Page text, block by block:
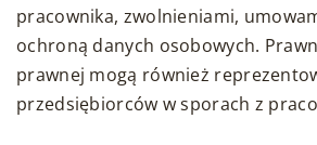
pracownika, zwolnieniami,
ochroną danych osobowych.
prawnej mogą również
przedsiębiorców w sporach z